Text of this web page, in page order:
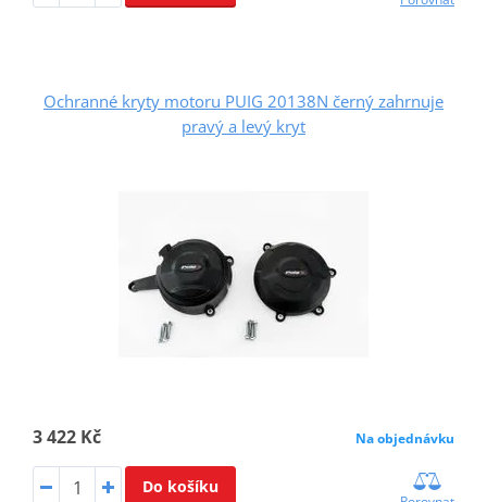
Ochranné kryty motoru PUIG 20138N černý zahrnuje
pravý a levý kryt
3 422 Kč Na objednávku
Do košíku